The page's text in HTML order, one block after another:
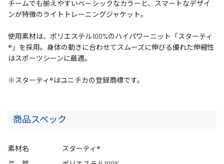
チームでも揃えやすいベーシックなカラーと、スマートなデザイ
ンが特徴のライトトレーニングジャケット。
使用素材は、ポリエステル100%のハイパワーニット「スターティ
®」を採用。身体の動きに合わせてスムーズに伸びる優れた伸縮性
はスポーツシーンに最適。
※スターティ®はユニチカの登録商標です。
商品スペック
素材名
スターティ®